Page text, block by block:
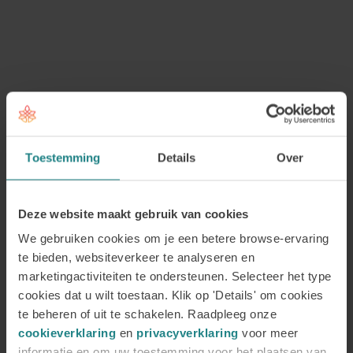
Toestemming Details Over
Deze website maakt gebruik van cookies
We gebruiken cookies om je een betere browse-ervaring
te bieden, websiteverkeer te analyseren en
marketingactiviteiten te ondersteunen. Selecteer het type
cookies dat u wilt toestaan. Klik op 'Details' om cookies
te beheren of uit te schakelen. Raadpleeg onze
cookieverklaring en privacyverklaring voor meer
verandering écht mogelijk te maken.
Laatste blogberichten
signalen, begrijp de
hechtingsstijlen en leer wat helpt
9 juli 2026
Auteur: Marian Kok en Judith
Wolterink Wanneer de…
30 jaar Academie voor Coaching en
Counselling